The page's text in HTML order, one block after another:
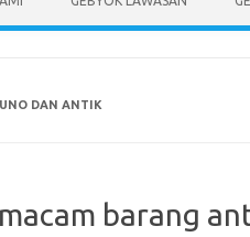
DAN ANTIK
barang